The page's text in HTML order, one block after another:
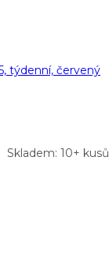
týdenní, červený
Skladem: 10+ kusů